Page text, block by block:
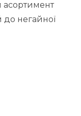
до негайної